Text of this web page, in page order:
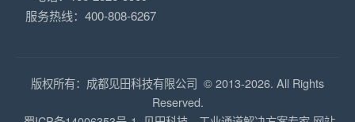
服务热线：400-808-6267
版权所有：成都见田科技有限公司 © 2013-2026. All Rights
Reserved.